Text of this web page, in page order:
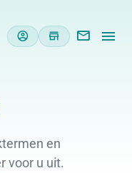
en
voor u uit.